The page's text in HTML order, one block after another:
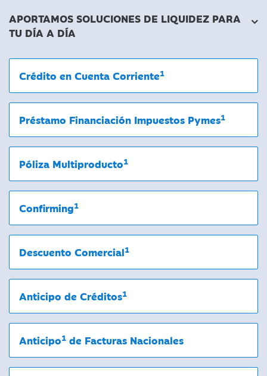
APORTAMOS SOLUCIONES DE LIQUIDEZ PARA
TU DÍA A DÍA
Crédito en Cuenta Corriente1
Préstamo Financiación Impuestos Pymes1
Póliza Multiproducto1
Confirming1
Descuento Comercial1
Anticipo de Créditos1
Anticipo1 de Facturas Nacionales